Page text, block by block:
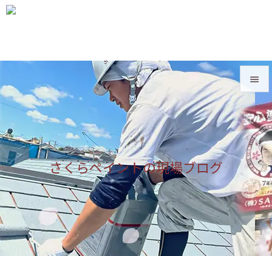
さくらペイントの現場ブログ


メニュ

サイド

前へ

次へ

検索